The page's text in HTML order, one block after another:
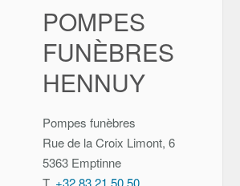
POMPES
FUNÈBRES
HENNUY
Pompes funèbres
Rue de la Croix Limont, 6
5363 Emptinne
T. +32.83.21.50.50